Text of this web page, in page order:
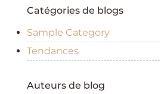
Catégories de blogs
Sample Category
Tendances
Auteurs de blog